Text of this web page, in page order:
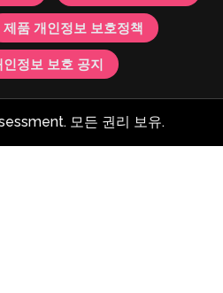
제품 개인정보 보호정책
정보 보호 공지
모든 권리 보유.